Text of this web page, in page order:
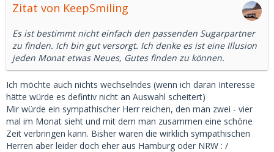
Zitat von KeepSmiling
Es ist bestimmt nicht einfach den passenden Sugarpartner
zu finden. Ich bin gut versorgt. Ich denke es ist eine Illusion
jeden Monat etwas Neues, Gutes finden zu können.
Ich möchte auch nichts wechselndes (wenn ich daran Interesse
hätte würde es defintiv nicht an Auswahl scheitert)
Mir würde ein sympathischer Herr reichen, den man zwei - vier
mal im Monat sieht und mit dem man zusammen eine schöne
Zeit verbringen kann. Bisher waren die wirklich sympathischen
Herren aber leider doch eher aus Hamburg oder NRW : /